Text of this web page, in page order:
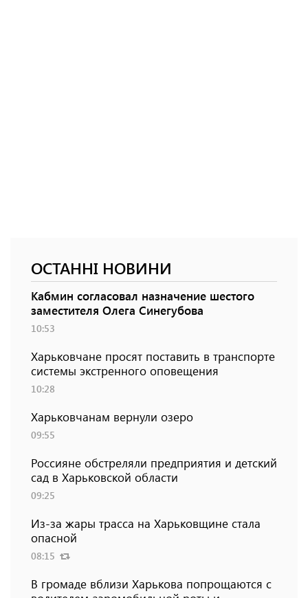
ОСТАННІ НОВИНИ
Кабмин согласовал назначение шестого
заместителя Олега Синегубова
10:53
Харьковчане просят поставить в транспорте
системы экстренного оповещения
10:28
Харьковчанам вернули озеро
09:55
Россияне обстреляли предприятия и детский
сад в Харьковской области
09:25
Из-за жары трасса на Харьковщине стала
опасной
08:15
В громаде вблизи Харькова попрощаются с